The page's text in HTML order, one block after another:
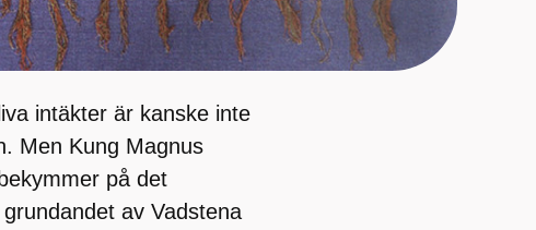
intäkter är kanske inte
Men Kung Magnus
på det
av Vadstena